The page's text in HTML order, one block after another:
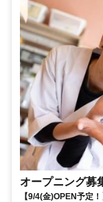
オープニング募
【9/4(金)OPEN予定